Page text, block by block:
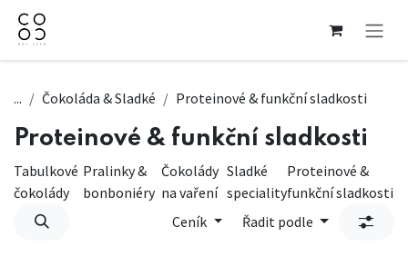
Přejít na obsah
... Čokoláda & Sladké Proteinové & funkční sladkosti
Proteinové & funkční sladkosti
Tabulkové
čokolády
Pralinky &
bonboniéry
Čokolády
na vaření
Sladké
speciality
Proteinové &
funkční sladkosti
Ceník
Řadit podle